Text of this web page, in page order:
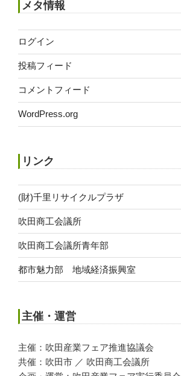
ブ
メタ情報
ログイン
投稿フィード
コメントフィード
WordPress.org
リンク
(財)千里リサイクルプラザ
吹田商工会議所
吹田商工会議所青年部
都市魅力部 地域経済振興室
主催・運営
主催：吹田産業フェア推進協議会
共催：吹田市 ／ 吹田商工会議所